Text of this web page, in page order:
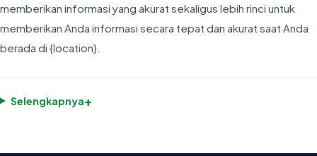
memberikan informasi yang akurat sekaligus lebih rinci untuk
memberikan Anda informasi secara tepat dan akurat saat Anda
berada di {location}.
Selengkapnya+